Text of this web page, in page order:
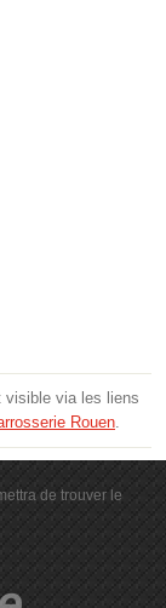
visible via les liens
Rouen.
de trouver le